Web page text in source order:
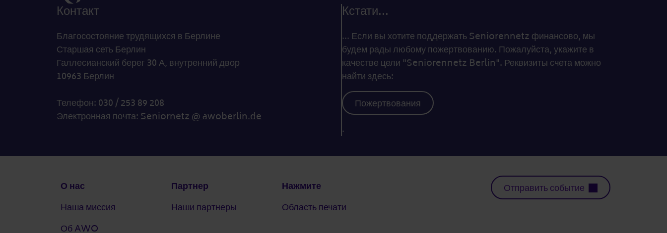
Контакт
Благосостояние трудящихся в Берлине
Старшая сеть Берлин
Галлесианский берег 30 А, внутренний двор
10963 Берлин
Телефон: 030 / 253 89 208
Электронная почта:Seniornetz @ awoberlin.de
Кстати...
... Если вы хотите поддержать Seniorennetz финансово, мы
будем рады любому пожертвованию. Пожалуйста, укажите в
качестве цели "Seniorennetz Berlin". Реквизиты счета можно
найти здесь:
Пожертвования
.
Подвал
О нас
Наша миссия
Об AWO
Партнер
Наши партнеры
Нажмите
Область печати
Отправить событие